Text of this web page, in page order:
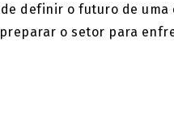
definir o futuro de uma
o setor para